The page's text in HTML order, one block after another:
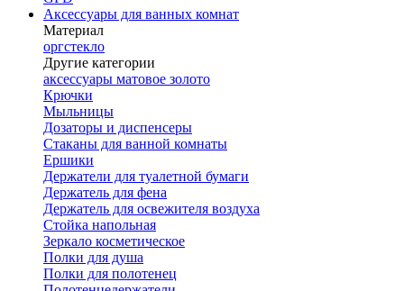
Аксессуары для ванных комнат
Материал
оргстекло
Другие категории
аксессуары матовое золото
Крючки
Мыльницы
Дозаторы и диспенсеры
Стаканы для ванной комнаты
Ершики
Держатели для туалетной бумаги
Держатель для фена
Держатель для освежителя воздуха
Стойка напольная
Зеркало косметическое
Полки для душа
Полки для полотенец